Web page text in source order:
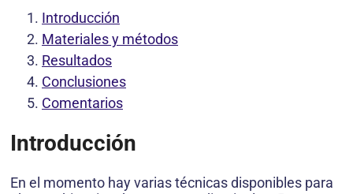
Introducción
Materiales y métodos
Resultados
Conclusiones
Comentarios
Introducción
En el momento hay varias técnicas disponibles para